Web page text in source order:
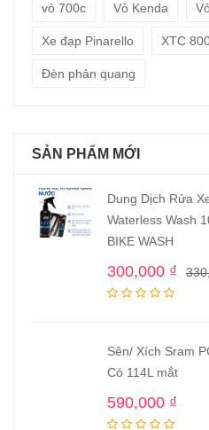
vỏ 700c Vỏ Kenda
Xe đạp Pinarello XTC
Đèn phản quang
SẢN PHẨM MỚI
Dung Dịch Rửa
Waterless Wash
BIKE WASH
300,000 ₫
Sên/ Xích Sram
Có 114L mắt
590,000 ₫